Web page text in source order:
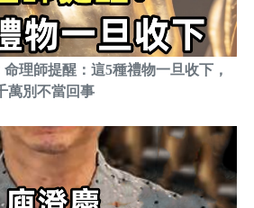
理師提醒：這5種禮物一旦收下，
萬別不當回事